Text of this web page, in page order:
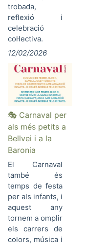
trobada,
reflexió i
celebració
col·lectiva.
12/02/2026
🎭 Carnaval per
als més petits a
Bellvei i a la
Baronia
El Carnaval
també és
temps de festa
per als infants, i
aquest any
tornem a omplir
els carrers de
colors, música i